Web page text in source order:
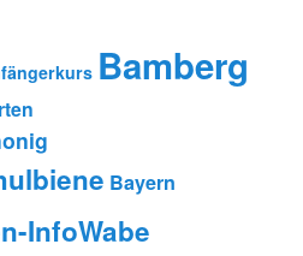
Bamberg
Bayern
InfoWabe